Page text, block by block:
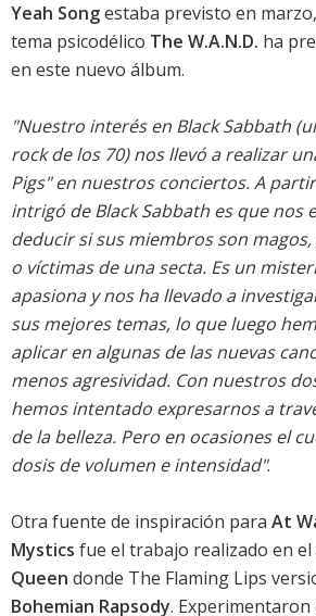
Yeah Songestaba previsto en
tema psicodélico The W.A.N.D. ha
en este nuevo álbum.
"Nuestro interés en Black Sabbath
rock de los 70) nos llevó a realizar
Pigs" en nuestros conciertos. A
intrigó de Black Sabbath es que nos
deducir si sus miembros son
o víctimas de una secta. Es un
apasiona y nos ha llevado a
sus mejores temas, lo que luego
aplicar en algunas de las nuevas
menos agresividad. Con nuestros
hemos intentado expresarnos a
de la belleza. Pero en ocasiones el
dosis de volumen e intensidad".
Otra fuente de inspiración para At
Mystics fue el trabajo realizado en el
Queen donde The Flaming Lips
Bohemian Rapsody. Experimentaron